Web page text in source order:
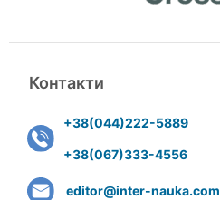
Контакти
+38(044)222-5889
+38(067)333-4556
editor@inter-nauka.com